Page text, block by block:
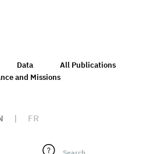
Data
All Publications
and Missions
| FR